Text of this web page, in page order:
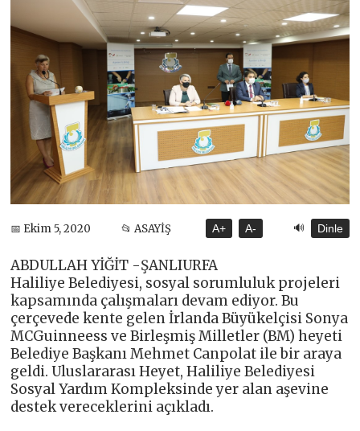
📅 Ekim 5, 2020 📂 ASAYİŞ A+ A- 🔊 Dinle
ABDULLAH YİĞİT -ŞANLIURFA
Haliliye Belediyesi, sosyal sorumluluk projeleri
kapsamında çalışmaları devam ediyor. Bu
çerçevede kente gelen İrlanda Büyükelçisi Sonya
MCGuinneess ve Birleşmiş Milletler (BM) heyeti
Belediye Başkanı Mehmet Canpolat ile bir araya
geldi. Uluslararası Heyet, Haliliye Belediyesi
Sosyal Yardım Kompleksinde yer alan aşevine
destek vereceklerini açıkladı.